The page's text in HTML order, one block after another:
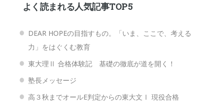
よく読まれる人気記事TOP5
DEAR HOPEの目指すもの。「いま、ここで、考える
力」をはぐくむ教育
東大理Ⅱ 合格体験記 基礎の徹底が道を開く！
塾長メッセージ
高３秋までオールE判定からの東大文Ⅰ 現役合格